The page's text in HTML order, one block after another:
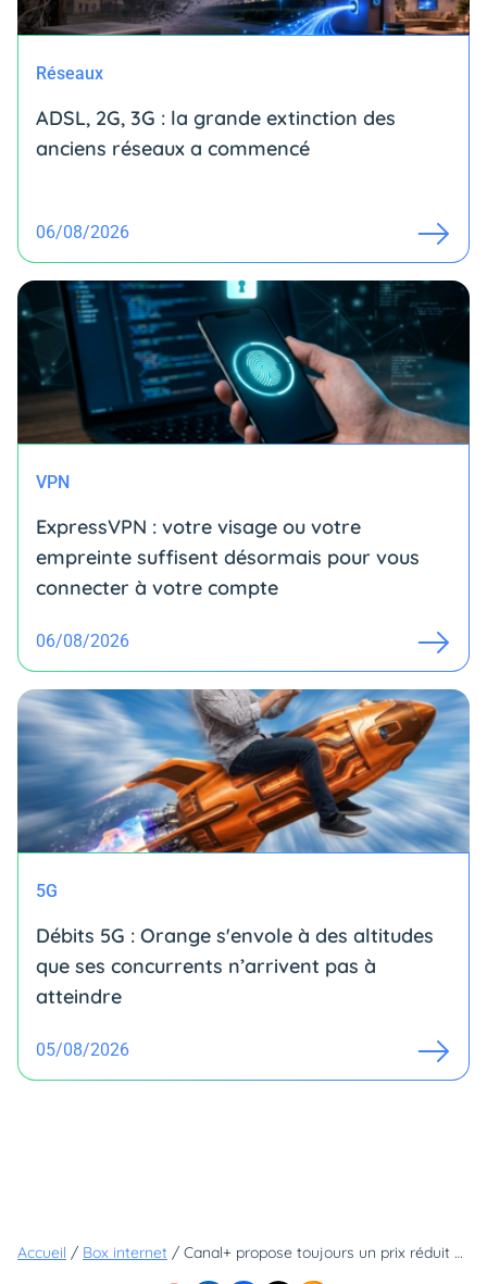
Réseaux
ADSL, 2G, 3G : la grande extinction des
anciens réseaux a commencé
06/08/2026
VPN
ExpressVPN : votre visage ou votre
empreinte suffisent désormais pour vous
connecter à votre compte
06/08/2026
5G
Débits 5G : Orange s'envole à des altitudes
que ses concurrents n’arrivent pas à
atteindre
05/08/2026
Accueil / Box internet / Canal+ propose toujours un prix réduit sur un de ses abonnements les plus populaires